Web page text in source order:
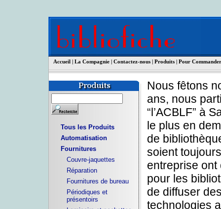
Accueil | La Compagnie | Contactez-nous | Produits | Pour Commander
Tous les Produits
Automatisation
Fournitures
Couvre-jaquettes
Réparation
Fournitures de bureau
Périodiques et
présentoirs
Nous fêtons
ans, nous
“l’ACBLF” à
le plus en
de
soient
entreprise
pour les
de diffuser
technologies